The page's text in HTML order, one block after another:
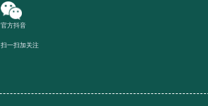
官方抖音
扫一扫加关注